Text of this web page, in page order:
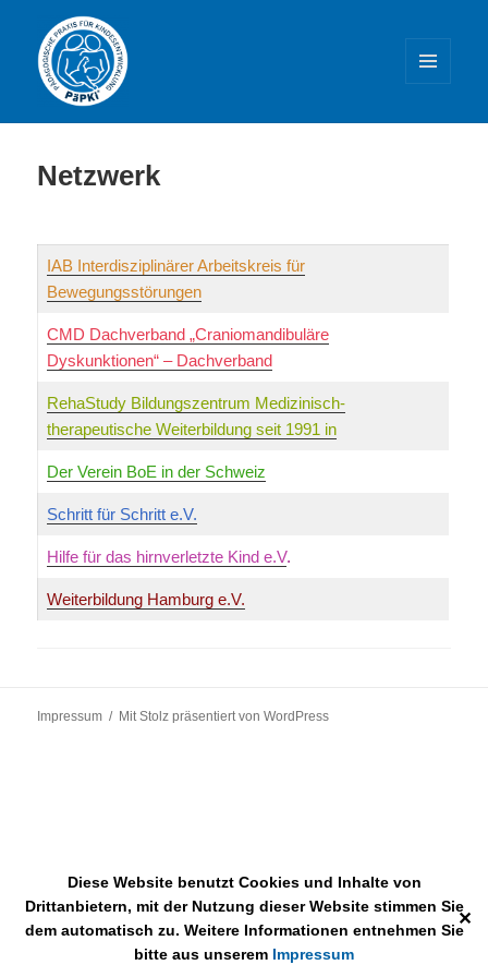
Diese Website benutzt Cookies und Inhalte von
Drittanbietern, mit der Nutzung dieser Website stimmen Sie
dem automatisch zu. Weitere Informationen entnehmen Sie
bitte aus unserem Impressum
✕
WIDGETS
Netzwerk
IAB Interdisziplinärer Arbeitskreis für
Bewegungsstörungen
CMD Dachverband „Craniomandibuläre
Dyskunktionen“ – Dachverband
RehaStudy Bildungszentrum Medizinisch-
therapeutische Weiterbildung seit 1991 in
Der Verein BoE in der Schweiz
Schritt für Schritt e.V.
Hilfe für das hirnverletzte Kind e.V.
Weiterbildung Hamburg e.V.
Impressum Mit Stolz präsentiert von WordPress